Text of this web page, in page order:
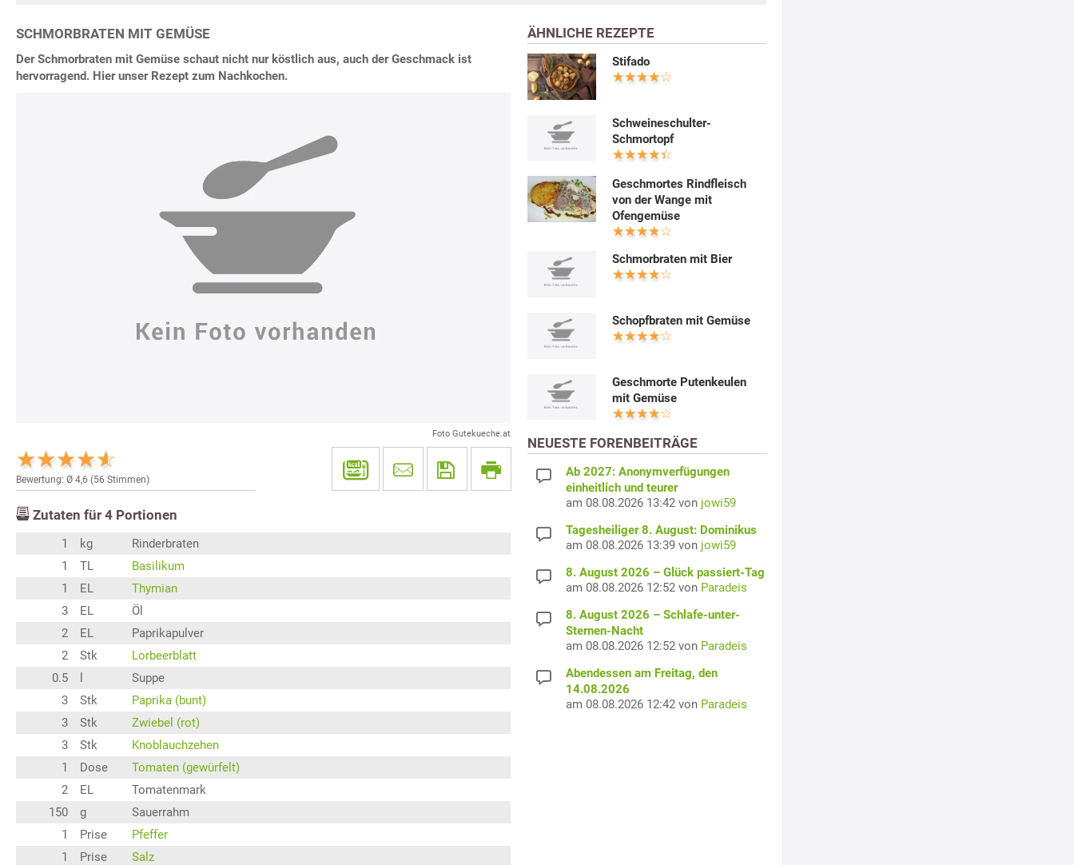
SCHMORBRATEN MIT GEMÜSE
Der Schmorbraten mit Gemüse schaut nicht nur köstlich aus, auch der Geschmack ist
hervorragend. Hier unser Rezept zum Nachkochen.
Foto Gutekueche.at
Bewertung: Ø 4,6 (56 Stimmen)
Zutaten für 4 Portionen
1 kg
Rinderbraten
1
TL
Basilikum
1
EL
Thymian
3
EL
Öl
2
EL
Paprikapulver
2
Stk
Lorbeerblatt
0.5
Suppe
3
Stk
Paprika (bunt)
3
Stk
Zwiebel (rot)
3
Stk
Knoblauchzehen
1
Dose
Tomaten (gewürfelt)
2
EL
Tomatenmark
150
g
Sauerrahm
1
Prise
Pfeffer
1
Prise Salz
ÄHNLICHE REZEPTE
Stifado
Schweineschulter-
Schmortopf
Geschmortes Rindfleisch
von der Wange mit
Ofengemüse
Schmorbraten mit Bier
Schopfbraten mit Gemüse
Geschmorte Putenkeulen
mit Gemüse
NEUESTE FORENBEITRÄGE
Ab 2027: Anonymverfügungen
einheitlich und teurer
am 08.08.2026 13:42 von jowi59
Tagesheiliger 8. August: Dominikus
am 08.08.2026 13:39 von jowi59
8. August 2026 – Glück passiert-Tag
am 08.08.2026 12:52 von Paradeis
8. August 2026 – Schlafe-unter-
Sternen-Nacht
am 08.08.2026 12:52 von Paradeis
Abendessen am Freitag, den
14.08.2026
am 08.08.2026 12:42 von Paradeis